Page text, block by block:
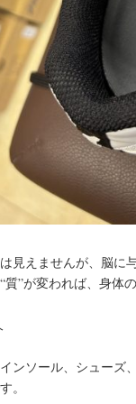
見えませんが、脳に
質”が変われば、身体
ンソール、シューズ
。